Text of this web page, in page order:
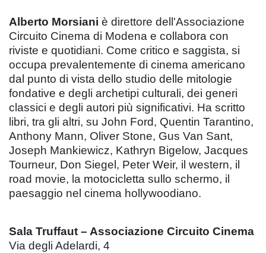
Alberto Morsiani è direttore dell'Associazione
Circuito Cinema di Modena e collabora con
riviste e quotidiani. Come critico e saggista, si
occupa prevalentemente di cinema americano
dal punto di vista dello studio delle mitologie
fondative e degli archetipi culturali, dei generi
classici e degli autori più significativi. Ha scritto
libri, tra gli altri, su John Ford, Quentin Tarantino,
Anthony Mann, Oliver Stone, Gus Van Sant,
Joseph Mankiewicz, Kathryn Bigelow, Jacques
Tourneur, Don Siegel, Peter Weir, il western, il
road movie, la motocicletta sullo schermo, il
paesaggio nel cinema hollywoodiano.
Sala Truffaut – Associazione Circuito Cinema
Via degli Adelardi, 4